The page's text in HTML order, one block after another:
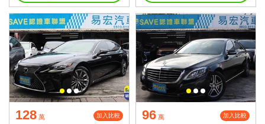
128 萬 加入比較 96 萬 加入比較